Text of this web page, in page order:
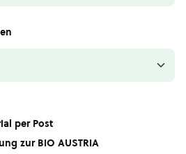
per Post
zur BIO AUSTRIA